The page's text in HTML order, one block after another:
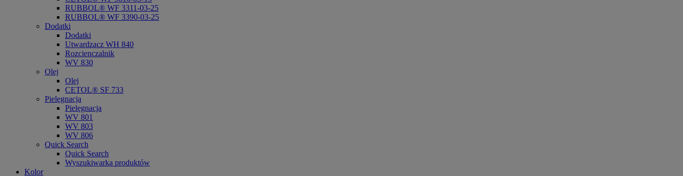
RUBBOL® WF 3311-03-25
RUBBOL® WF 3390-03-25
Dodatki
Dodatki
Utwardzacz WH 840
Rozcienczalnik
WV 830
Olej
Olej
CETOL® SF 733
Pielęgnacja
Pielęgnacja
WV 801
WV 803
WV 806
Quick Search
Quick Search
Wyszukiwarka produktów
Kolor